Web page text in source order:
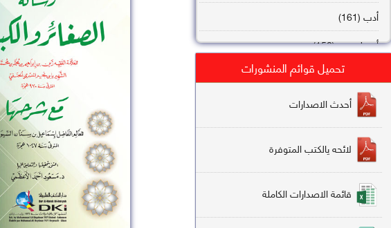
أدب (161)
أصول فقه (158)
تاريخ (138)
فقه شافعي (132)
فقه حنفي (113)
فقه مالكي (112)
تفسير قرآن (106)
تحميل قوائم المنشورات
أحدث الاصدارات
لائحه يالكتب المتوفرة
قائمة الاصدارات الكاملة